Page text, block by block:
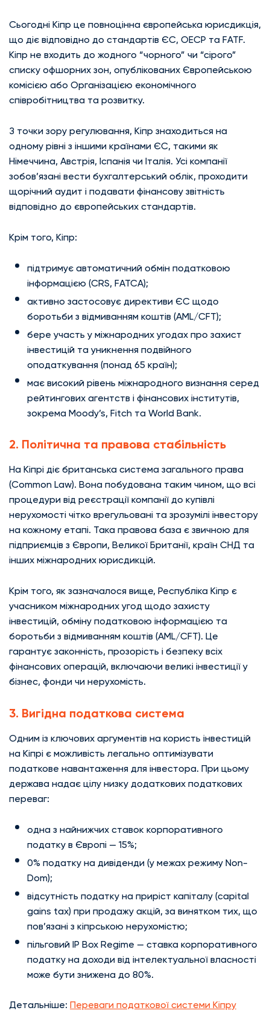
Сьогодні Кіпр це повноцінна європейська юрисдикція,
що діє відповідно до стандартів ЄС, ОЕСР та FATF.
Кіпр не входить до жодного “чорного” чи “сірого”
списку офшорних зон, опублікованих Європейською
комісією або Організацією економічного
співробітництва та розвитку.
З точки зору регулювання, Кіпр знаходиться на
одному рівні з іншими країнами ЄС, такими як
Німеччина, Австрія, Іспанія чи Італія. Усі компанії
зобов’язані вести бухгалтерський облік, проходити
щорічний аудит і подавати фінансову звітність
відповідно до європейських стандартів.
Крім того, Кіпр:
підтримує автоматичний обмін податковою
інформацією (CRS, FATCA);
активно застосовує директиви ЄС щодо
боротьби з відмиванням коштів (AML/CFT);
бере участь у міжнародних угодах про захист
інвестицій та уникнення подвійного
оподаткування (понад 65 країн);
має високий рівень міжнародного визнання серед
рейтингових агентств і фінансових інститутів,
зокрема Moody’s, Fitch та World Bank.
2. Політична та правова стабільність
На Кіпрі діє британська система загального права
(Common Law). Вона побудована таким чином, що всі
процедури від реєстрації компанії до купівлі
нерухомості чітко врегульовані та зрозумілі інвестору
на кожному етапі. Така правова база є звичною для
підприємців з Європи, Великої Британії, країн СНД та
інших міжнародних юрисдикцій.
Крім того, як зазначалося вище, Республіка Кіпр є
учасником міжнародних угод щодо захисту
інвестицій, обміну податковою інформацією та
боротьби з відмиванням коштів (AML/CFT). Це
гарантує законність, прозорість і безпеку всіх
фінансових операцій, включаючи великі інвестиції у
бізнес, фонди чи нерухомість.
3. Вигідна податкова система
Одним із ключових аргументів на користь інвестицій
на Кіпрі є можливість легально оптимізувати
податкове навантаження для інвестора. При цьому
держава надає цілу низку додаткових податкових
переваг:
одна з найнижчих ставок корпоративного
податку в Європі — 15%;
0% податку на дивіденди (у межах режиму Non-
Dom);
відсутність податку на приріст капіталу (capital
gains tax) при продажу акцій, за винятком тих, що
пов’язані з кіпрською нерухомістю;
пільговий IP Box Regime — ставка корпоративного
податку на доходи від інтелектуальної власності
може бути знижена до 80%.
Детальніше: Переваги податкової системи Кіпру